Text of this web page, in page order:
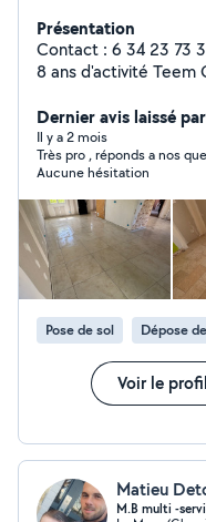
Présentation
Contact : 6 34 23 73 38 www.teemcarrelage. fr
8 ans d'activité Teem Carrelage vous accompagne pour
carrelage, parquet,
Carrelage : - Pose tout format en carrelage - Pose
carrelage sur plot -
seuil - Ragréage - Réparation carrelage / joint - Chape
traditionnel Des projets soignés, des finitions durables
et esthétiques.
Dernier avis laissé
Il y a 2 mois
Très pro , réponds a nos
Aucune hésitation
Pose de sol Dépose
Voir le profil
Matieu
M.B multi -